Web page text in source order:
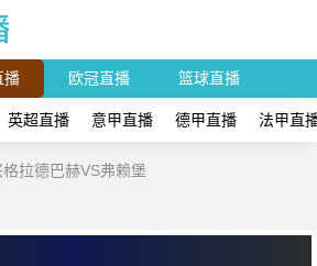
播 欧冠直播 篮球直播
英超直播 意甲直播 德甲直播 法甲直
格拉德巴赫VS弗赖堡